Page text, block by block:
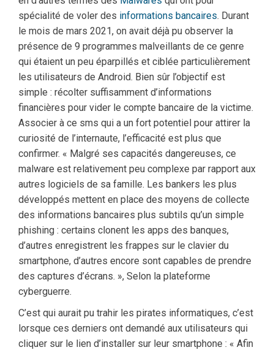
spécialité de voler des informations bancaires. Durant
le mois de mars 2021, on avait déjà pu observer la
présence de 9 programmes malveillants de ce genre
qui étaient un peu éparpillés et ciblée particulièrement
les utilisateurs de Android. Bien sûr l’objectif est
simple : récolter suffisamment d’informations
financières pour vider le compte bancaire de la victime.
Associer à ce sms qui a un fort potentiel pour attirer la
curiosité de l’internaute, l’efficacité est plus que
confirmer. « Malgré ses capacités dangereuses, ce
malware est relativement peu complexe par rapport aux
autres logiciels de sa famille. Les bankers les plus
développés mettent en place des moyens de collecte
des informations bancaires plus subtils qu’un simple
phishing : certains clonent les apps des banques,
d’autres enregistrent les frappes sur le clavier du
smartphone, d’autres encore sont capables de prendre
des captures d’écrans. », Selon la plateforme
cyberguerre.
C’est qui aurait pu trahir les pirates informatiques, c’est
lorsque ces derniers ont demandé aux utilisateurs qui
cliquer sur le lien d’installer sur leur smartphone : « Afin